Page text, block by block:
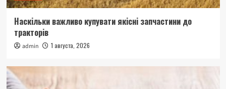
Наскільки важливо купувати якісні запчастини до
тракторів
admin 1 августа, 2026